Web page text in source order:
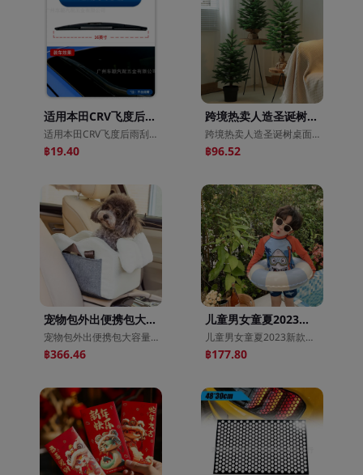
适用本田CRV飞度后雨刮器新奥德赛缤智XRV冠道URV杰德水雾
适用本田CRV飞度后雨刮器新奥德赛缤智XRV冠道URV杰德水雾
฿19.40
跨境热卖人造圣诞树桌面小树pe圣诞节装饰圣诞小树摆件小型聖誕樹
跨境热卖人造圣诞树桌面小树pe圣诞节装饰圣诞小树摆件小型聖誕樹
฿96.52
宠物包外出便携包大容量可折叠透气猫包户外小型猫咪车载旅行包
宠物包外出便携包大容量可折叠透气猫包户外小型猫咪车载旅行包
฿366.46
儿童男女童夏2023新款分体可爱宝宝桔色鲨鱼泳装防晒速干中小童
儿童男女童夏2023新款分体可爱宝宝桔色鲨鱼泳装防晒速干中小童
฿177.80